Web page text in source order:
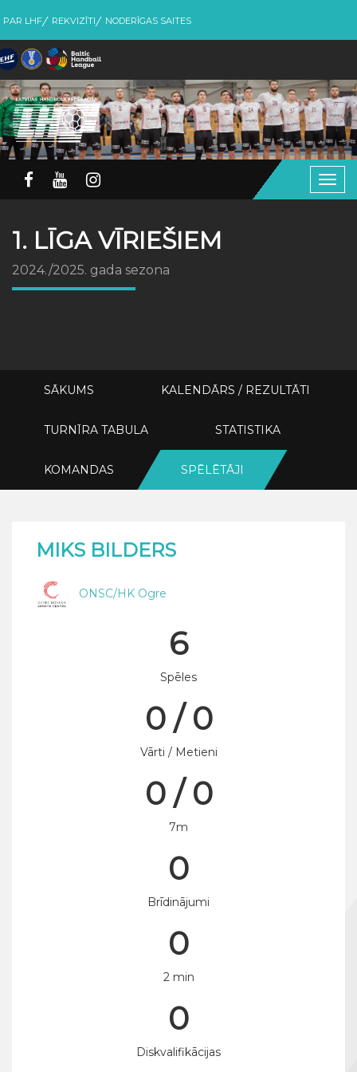
PAR LHF REKVIZĪTI NODERĪGAS SAITES
1. LĪGA VĪRIEŠIEM
2024./2025. gada sezona
SĀKUMS KALENDĀRS / REZULTĀTI
TURNĪRA TABULA STATISTIKA
KOMANDAS SPĒLĒTĀJI
MIKS BILDERS
ONSC/HK Ogre
6
Spēles
0 / 0
Vārti / Metieni
0 / 0
7m
0
Brīdinājumi
0
2 min
0
Diskvalifikācijas